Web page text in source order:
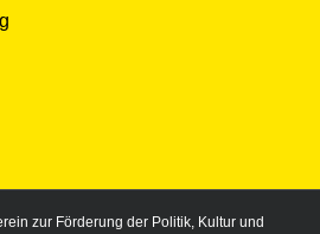
zur Förderung der Politik, Kultur und